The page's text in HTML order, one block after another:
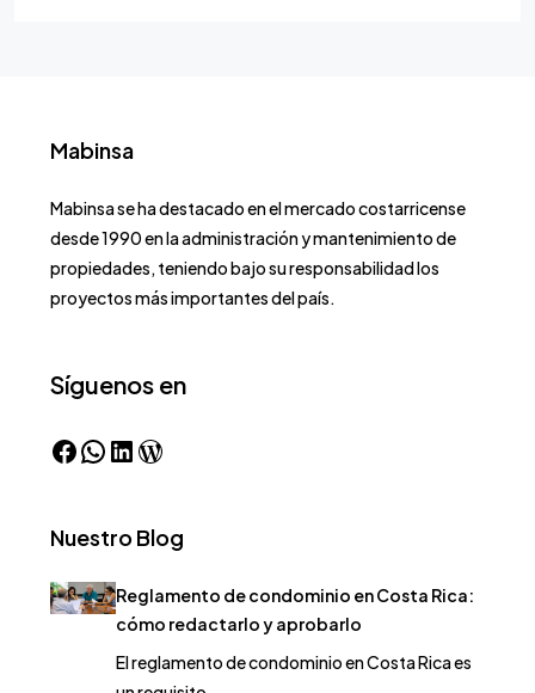
Mabinsa
Mabinsa se ha destacado en el mercado costarricense
desde 1990 en la administración y mantenimiento de
propiedades, teniendo bajo su responsabilidad los
proyectos más importantes del país.
Síguenos en
Nuestro Blog
Reglamento de condominio en Costa Rica:
cómo redactarlo y aprobarlo
El reglamento de condominio en Costa Rica es